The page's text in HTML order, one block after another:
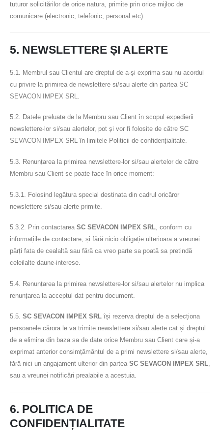
tuturor solicitărilor de orice natura, primite prin orice mijloc de
comunicare (electronic, telefonic, personal etc).
5. NEWSLETTERE ȘI ALERTE
5.1. Membrul sau Clientul are dreptul de a-și exprima sau nu acordul
cu privire la primirea de newslettere si/sau alerte din partea SC
SEVACON IMPEX SRL.
5.2. Datele preluate de la Membru sau Client în scopul expedierii
newslettere-lor si/sau alertelor, pot și vor fi folosite de către SC
SEVACON IMPEX SRL în limitele Politicii de confidențialitate.
5.3. Renunțarea la primirea newslettere-lor si/sau alertelor de către
Membru sau Client se poate face în orice moment:
5.3.1. Folosind legătura special destinata din cadrul oricăror
newslettere si/sau alerte primite.
5.3.2. Prin contactarea SC SEVACON IMPEX SRL, conform cu
informațiile de contactare, și fără nicio obligație ulterioara a vreunei
părți fata de cealaltă sau fără ca vreo parte sa poată sa pretindă
celeilalte daune-interese.
5.4. Renunțarea la primirea newslettere-lor si/sau alertelor nu implica
renunțarea la acceptul dat pentru document.
5.5. SC SEVACON IMPEX SRL își rezerva dreptul de a selecționa
persoanele cărora le va trimite newslettere si/sau alerte cat și dreptul
de a elimina din baza sa de date orice Membru sau Client care și-a
exprimat anterior consimțământul de a primi newslettere si/sau alerte,
fără nici un angajament ulterior din partea SC SEVACON IMPEX SRL,
sau a vreunei notificări prealabile a acestuia.
6. POLITICA DE
CONFIDENȚIALITATE